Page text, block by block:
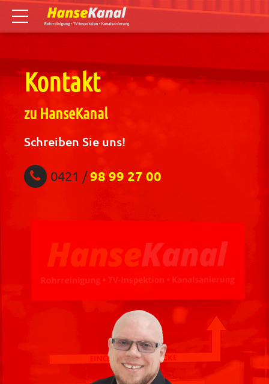
Kontakt
zu HanseKanal
Schreiben Sie uns!
0421 /98 99 27 00